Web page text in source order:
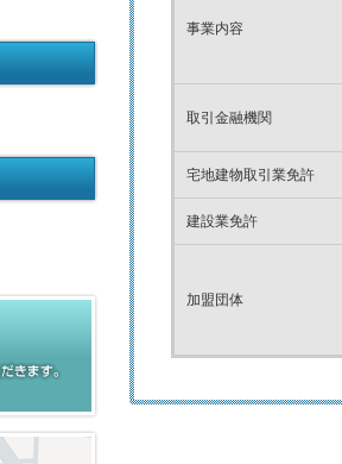
事業内容
取引金融機関
宅地建物取引業免許
建設業免許
加盟団体